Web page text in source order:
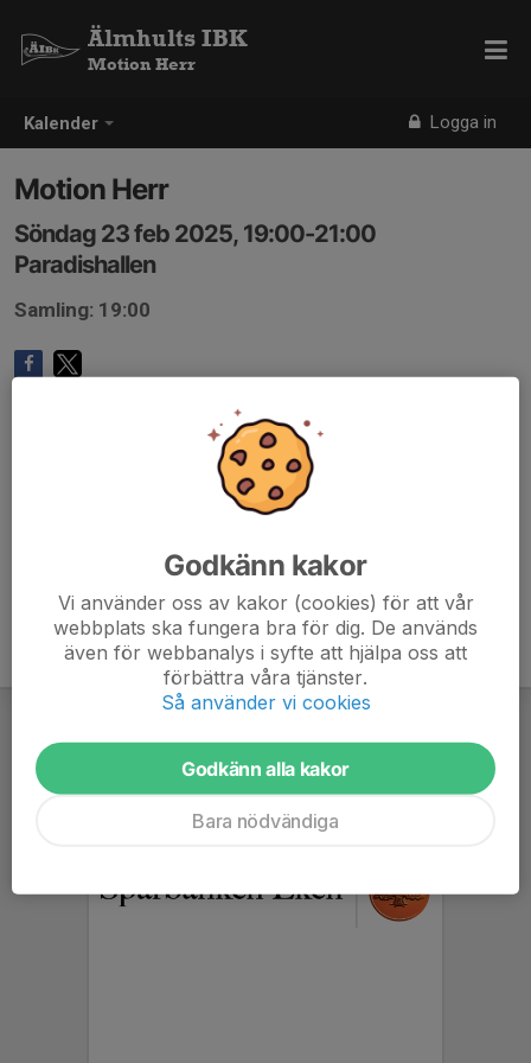
Kalender Logga in
Älmhults IBK
Motion Herr
Motion Herr
Söndag 23 feb 2025, 19:00-21:00
Paradishallen
Samling: 19:00
Godkänn kakor
Vi använder oss av kakor (cookies) för att vår
webbplats ska fungera bra för dig. De används
även för webbanalys i syfte att hjälpa oss att
förbättra våra tjänster.
Så använder vi cookies
Godkänn alla kakor
Bara nödvändiga